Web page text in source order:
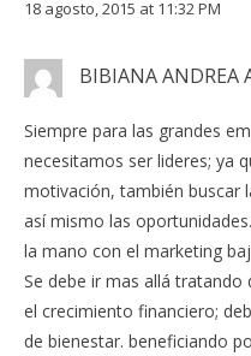
18 agosto, 2015 at 11:32 PM
BIBIANA ANDREA
Siempre para las grandes
necesitamos ser lideres; ya
motivación, también buscar
así mismo las
la mano con el marketing
Se debe ir mas allá
el crecimiento financiero;
de bienestar. beneficiando